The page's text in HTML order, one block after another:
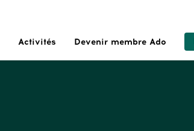
Activités Devenir membre Ado